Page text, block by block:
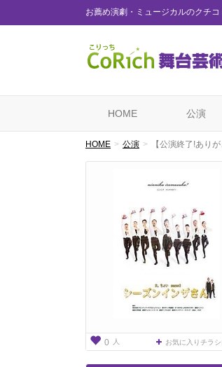
お薦め演劇・ミュージカルのクチ
HOME 公演
HOME 公演 【公演終了!あり
0 人 お気に入りチラ